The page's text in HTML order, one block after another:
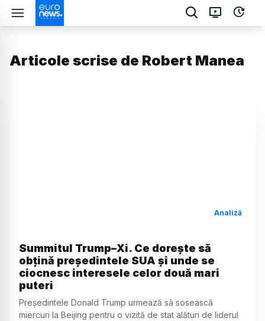
Articole scrise de Robert Manea
Analiză
Summitul Trump–Xi. Ce dorește să
obțină președintele SUA și unde se
ciocnesc interesele celor două mari
puteri
Președintele Donald Trump urmează să sosească
miercuri la Beijing pentru o vizită de stat alături de liderul